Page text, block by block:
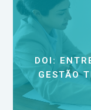
DOI:
GESTÃO